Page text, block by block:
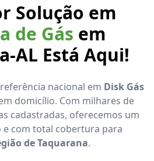
Solução em
de Gás em
AL Está Aqui!
nacional em Disk Gás
domicílio. Com milhares de
cadastradas, oferecemos um
com total cobertura para
de Taquarana.